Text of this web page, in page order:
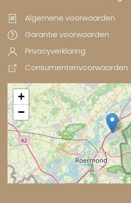
Algemene voorwaarden
Garantie voorwaarden
Privacyverklaring
Consumentenvoorwaarden
+
−